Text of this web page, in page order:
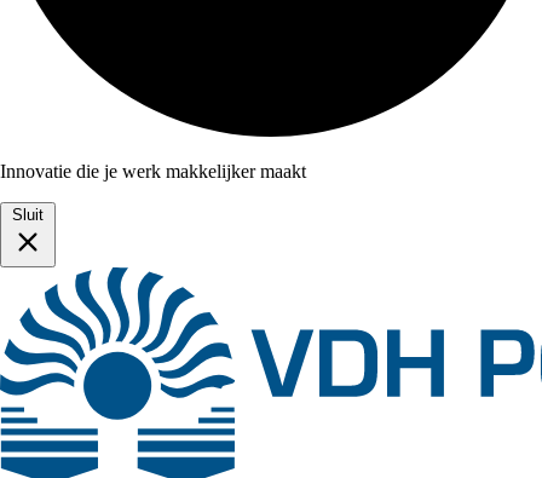
Innovatie die je werk makkelijker maakt
Sluit